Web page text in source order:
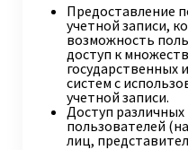
Предоставление
учетной записи,
возможность
доступ к
систем с
учетной записи.
Доступ различных
пользователей
лиц,